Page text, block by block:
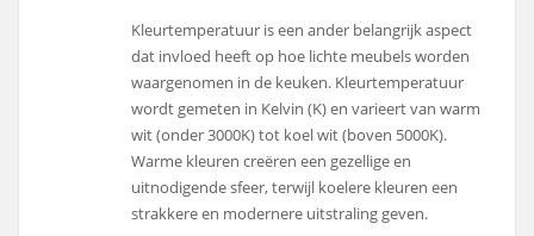
Kleurtemperatuur is een ander belangrijk aspect
dat invloed heeft op hoe lichte meubels worden
waargenomen in de keuken. Kleurtemperatuur
wordt gemeten in Kelvin (K) en varieert van warm
wit (onder 3000K) tot koel wit (boven 5000K).
Warme kleuren creëren een gezellige en
uitnodigende sfeer, terwijl koelere kleuren een
strakkere en modernere uitstraling geven.